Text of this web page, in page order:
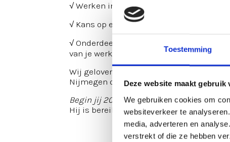
Toestemming
Deze website maakt gebruik
We gebruiken cookies om
websiteverkeer te
media, adverteren en
verstrekt of die ze hebben
√ Werken in dagdienst
√ Kans op een eindejaarsbonus
√ Onderdeel van je onboarding is een
van je werkgever te leren kennen
Wij geloven in Lokale oplossingen, de
Nijmegen of directe omgeving.
Begin jij 2025 met een nieuwe baan?
Hij is bereikbaar via 06 10 50 18 70 of